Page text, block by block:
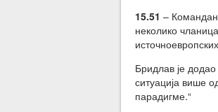
15.51 –
неколико
Бридлав је
ситуација више
парадигме.“